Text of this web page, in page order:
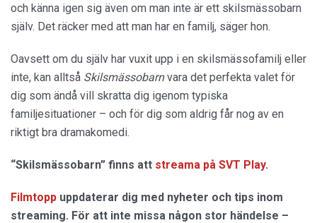
och känna igen sig även om man inte är ett skilsmässobarn
själv. Det räcker med att man har en familj, säger hon.
Oavsett om du själv har vuxit upp i en skilsmässofamilj eller
inte, kan alltså Skilsmässobarnvara det perfekta valet för
dig som ändå vill skratta dig igenom typiska
familjesituationer – och för dig som aldrig får nog av en
riktigt bra dramakomedi.
“Skilsmässobarn” finns att streama på SVT Play.
Filmtopp uppdaterar dig med nyheter och tips inom
streaming. För att inte missa någon stor händelse –